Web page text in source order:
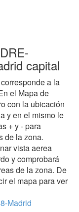
capital
corresponde a la
el Mapa de
con la ubicación
y en el mismo le
+ y - para
de la zona.
vista aerea
y comprobará
de la zona. De
el mapa para ver
Madrid